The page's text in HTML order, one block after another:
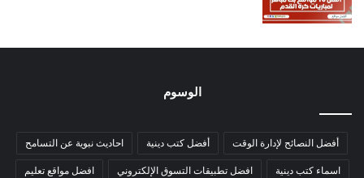
الوسوم
أفضل النصائح لإدارة الوقت أفضل كتب دينية احاديث نبوية عن التسامح
اسماء كتب دينية افضل تطبيقات التسوق الإلكتروني افضل مواقع تعليم